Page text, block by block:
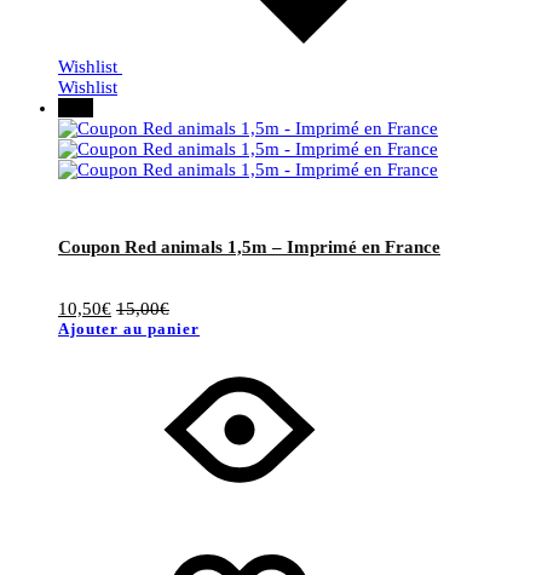
Wishlist
Wishlist
Coupon Red animals 1,5m – Imprimé en France
10,50€ 15,00€
Ajouter au panier